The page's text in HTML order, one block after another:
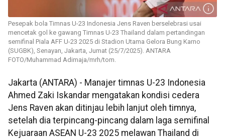
Pesepak bola Timnas U-23 Indonesia Jens Raven berselebrasi usai
mencetak gol ke gawang Timnas U-23 Thailand dalam pertandingan
semifinal Piala AFF U-23 2025 di Stadion Utama Gelora Bung Karno
(SUGBK), Senayan, Jakarta, Jumat (25/7/2025). ANTARA
FOTO/Muhammad Adimaja/mrh/tom.
Jakarta (ANTARA) - Manajer timnas U-23 Indonesia
Ahmed Zaki Iskandar mengatakan kondisi cedera
Jens Raven akan ditinjau lebih lanjut oleh timnya,
setelah dia terpincang-pincang dalam laga semifinal
Kejuaraan ASEAN U-23 2025 melawan Thailand di